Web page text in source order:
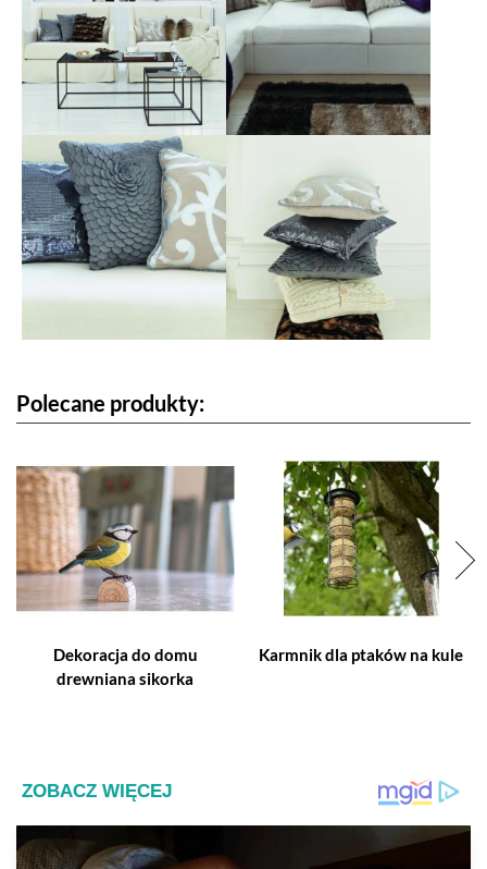
Polecane produkty:
Dekoracja do domu
drewniana sikorka
Karmnik dla ptaków na kule